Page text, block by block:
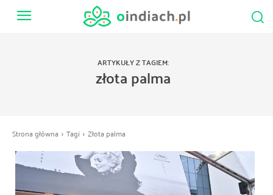
ARTYKUŁY Z TAGIEM:
złota palma
Strona główna Tagi Złota palma